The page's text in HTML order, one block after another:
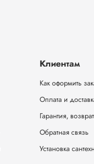
Клиентам
Как оформить
Оплата и
Гарантия,
Обратная связь
Установка